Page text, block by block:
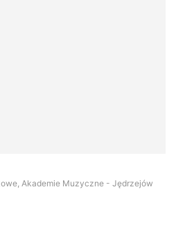
Akademie Muzyczne - Jędrzejów